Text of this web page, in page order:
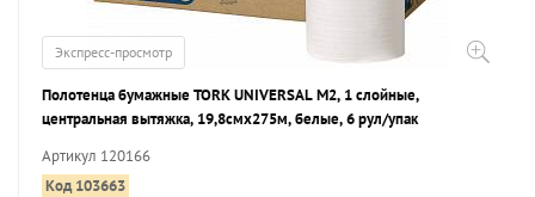
Экспресс-просмотр
Полотенца бумажные TORK UNIVERSAL M2, 1 слойные,
центральная вытяжка, 19,8смх275м, белые, 6 рул/упак
Артикул 120166
Код 103663